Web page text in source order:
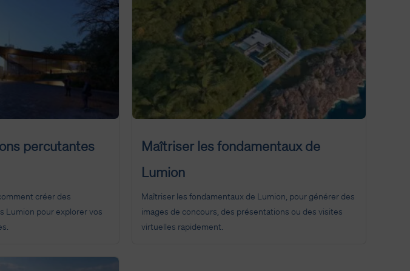
percutantes
créer des
Lumion pour explorer vos
Maîtriser les fondamentaux de
Lumion
Maîtriser les fondamentaux de Lumion, pour générer des
images de concours, des présentations ou des visites
virtuelles rapidement.